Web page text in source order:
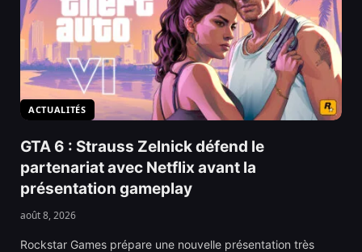
ACTUALITÉS
GTA 6 : Strauss Zelnick défend le
partenariat avec Netflix avant la
présentation gameplay
août 8, 2026
Rockstar Games prépare une nouvelle présentation très